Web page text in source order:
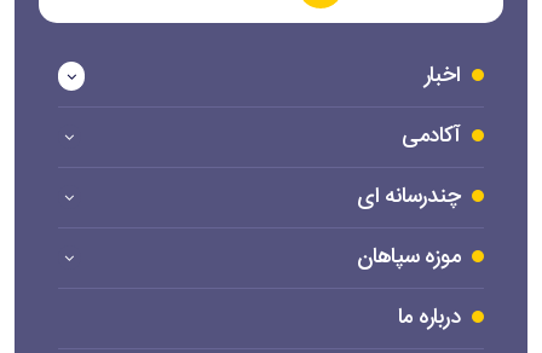
اخبار
آکادمی
چندرسانه ای
موزه سپاهان
درباره ما